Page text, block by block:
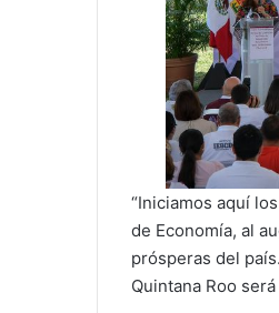
“Iniciamos aquí
de Economía, al
prósperas del
Quintana Roo